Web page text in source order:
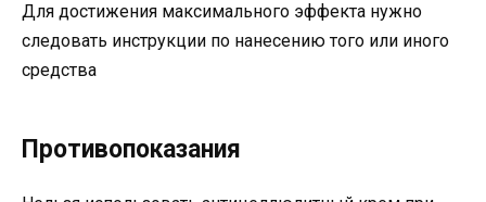
Для достижения максимального эффекта нужно
следовать инструкции по нанесению того или иного
средства
Противопоказания